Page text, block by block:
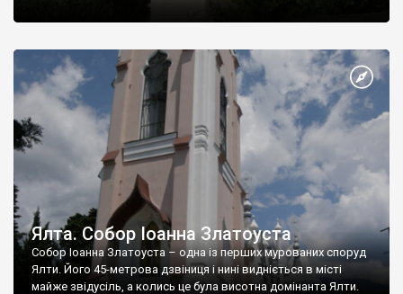
Ялта. Собор Іоанна Златоуста
Собор Іоанна Златоуста – одна із перших мурованих споруд
Ялти. Його 45-метрова дзвіниця і нині видніється в місті
майже звідусіль, а колись це була висотна домінанта Ялти.